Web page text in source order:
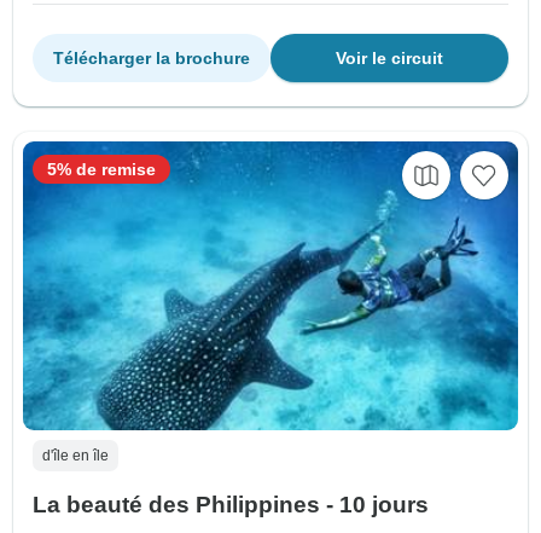
Voir le circuit
Télécharger la brochure
d'île en île
La beauté des Philippines - 10 jours
5% de remise